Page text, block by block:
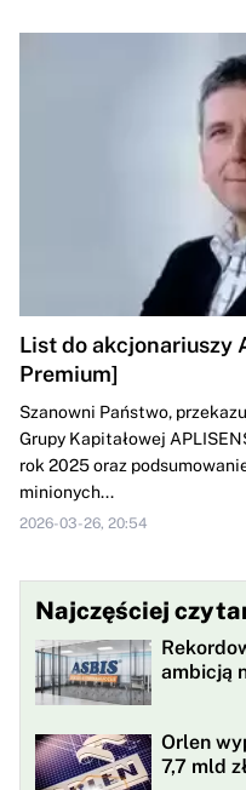
List do akcjonariuszy
Premium]
Szanowni Państwo,
Grupy Kapitałowej
rok 2025 oraz
minionych...
2026-03-26, 20:54
Najczęściej
ambicją
Orlen
7,7 mld